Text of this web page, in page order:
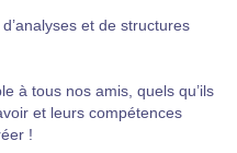
et de structures
à tous nos amis, quels qu’ils
et leurs compétences
!